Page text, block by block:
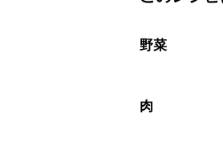
保存期間
※日持ちは
野菜
肉